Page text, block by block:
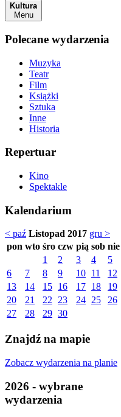
Kultura
Menu
Polecane wydarzenia
Muzyka
Teatr
Film
Książki
Sztuka
Inne
Historia
Repertuar
Kino
Spektakle
Kalendarium
< paź Listopad 2017 gru >
pon wto śro czw pią sob nie
1
2 3 4
5
6
7 8 9 10 11
12
13
14 15 16 17 18
19
20
21 22 23 24 25
26
27
28 29 30
Znajdź na mapie
Zobacz wydarzenia na planie
2026 - wybrane
wydarzenia